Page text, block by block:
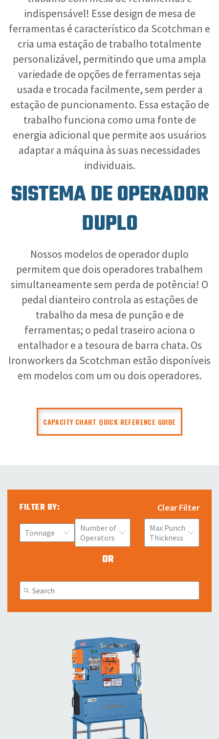
indispensável! Esse design de mesa de
ferramentas é característico da Scotchman e
cria uma estação de trabalho totalmente
personalizável, permitindo que uma ampla
variedade de opções de ferramentas seja
usada e trocada facilmente, sem perder a
estação de puncionamento. Essa estação de
trabalho funciona como uma fonte de
energia adicional que permite aos usuários
adaptar a máquina às suas necessidades
individuais.
SISTEMA DE OPERADOR
DUPLO
Nossos modelos de operador duplo
permitem que dois operadores trabalhem
simultaneamente sem perda de potência! O
pedal dianteiro controla as estações de
trabalho da mesa de punção e de
ferramentas; o pedal traseiro aciona o
entalhador e a tesoura de barra chata. Os
Ironworkers da Scotchman estão disponíveis
em modelos com um ou dois operadores.
CAPACITY CHART QUICK REFERENCE GUIDE
FILTER BY: Clear Filter
Tonnage
Number of
Operators
Max Punch
Thickness